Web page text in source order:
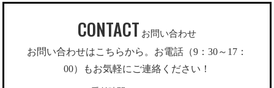
CONTACT お問い合わせ
お問い合わせはこちらから。お電話（9：30～17：
00）もお気軽にご連絡ください！